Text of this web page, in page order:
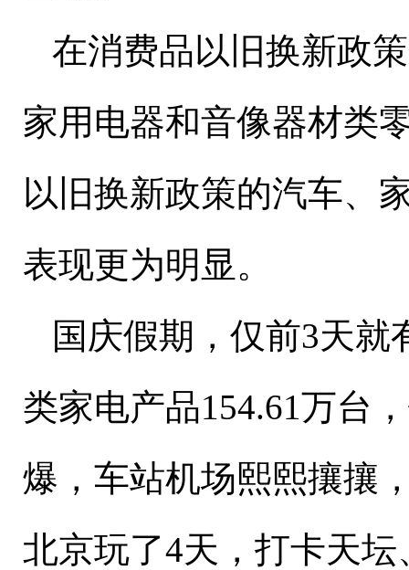
在消费品以旧换新政
家用电器和音像器材类
以旧换新政策的汽车、
表现更为明显。
国庆假期，仅前3天就
类家电产品154.61万台
爆，车站机场熙熙攘攘
北京玩了4天，打卡天